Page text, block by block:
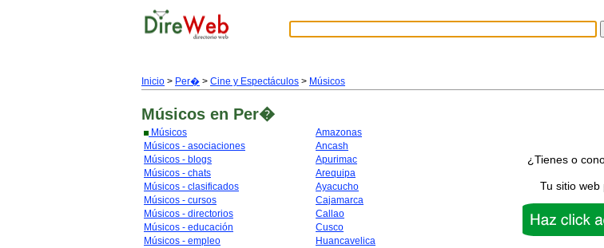
Inicio > Per� > Cine y Espectáculos > Músicos
Músicos en Per�
Músicos
Músicos - asociaciones
Músicos - blogs
Músicos - chats
Músicos - clasificados
Músicos - cursos
Músicos - directorios
Músicos - educación
Músicos - empleo
Amazonas
Ancash
Apurimac
Arequipa
Ayacucho
Cajamarca
Callao
Cusco
Huancavelica
¿Tienes o
Tu sitio